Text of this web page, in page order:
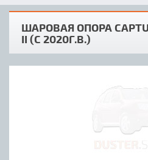
ШАРОВАЯ ОПОРА
II (С 2020Г.В.)